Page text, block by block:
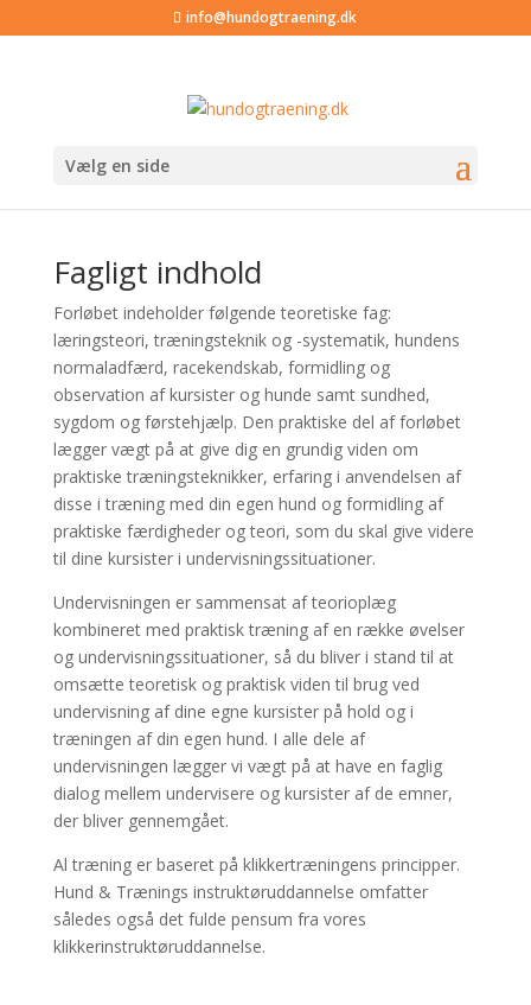
info@hundogtraening.dk
Vælg en side
Fagligt indhold
Forløbet indeholder følgende teoretiske fag:
læringsteori, træningsteknik og -systematik, hundens
normaladfærd, racekendskab, formidling og
observation af kursister og hunde samt sundhed,
sygdom og førstehjælp. Den praktiske del af forløbet
lægger vægt på at give dig en grundig viden om
praktiske træningsteknikker, erfaring i anvendelsen af
disse i træning med din egen hund og formidling af
praktiske færdigheder og teori, som du skal give videre
til dine kursister i undervisningssituationer.
Undervisningen er sammensat af teorioplæg
kombineret med praktisk træning af en række øvelser
og undervisningssituationer, så du bliver i stand til at
omsætte teoretisk og praktisk viden til brug ved
undervisning af dine egne kursister på hold og i
træningen af din egen hund. I alle dele af
undervisningen lægger vi vægt på at have en faglig
dialog mellem undervisere og kursister af de emner,
der bliver gennemgået.
Al træning er baseret på klikkertræningens principper.
Hund & Trænings instruktøruddannelse omfatter
således også det fulde pensum fra vores
klikkerinstruktøruddannelse.